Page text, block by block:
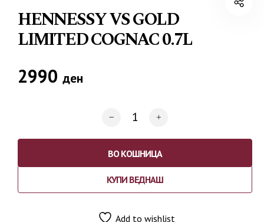
HENNESSY VS GOLD
LIMITED COGNAC 0.7L
2990 ден
ВО КОШНИЦА
КУПИ ВЕДНАШ
Add to wishlist